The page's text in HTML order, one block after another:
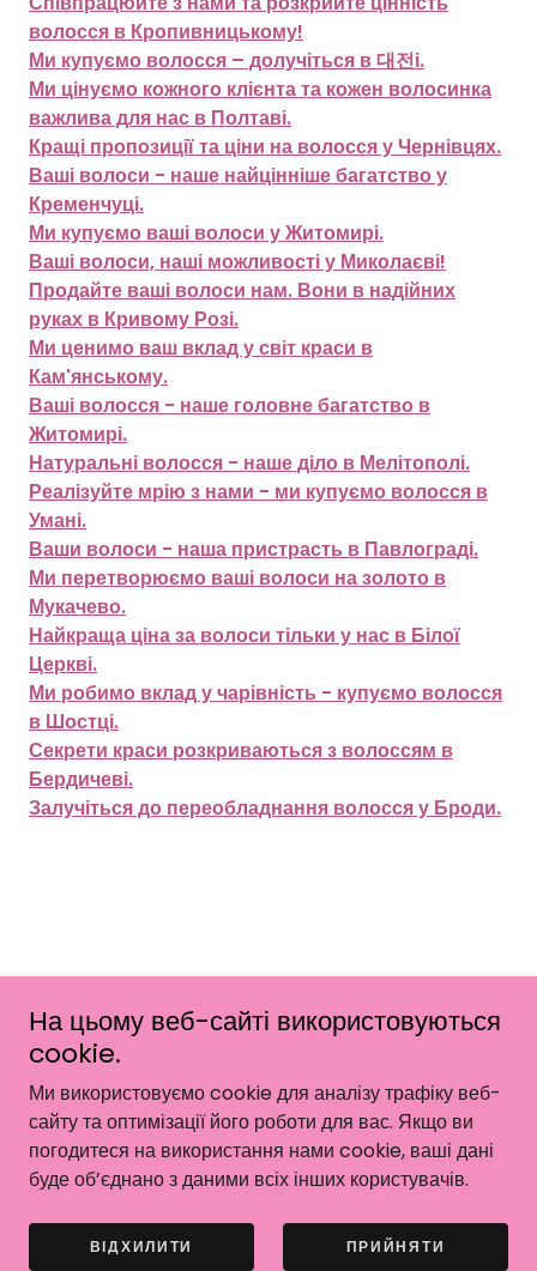
волосся в Кропивницькому!
Ми купуємо волосся – долучіться в 대전і.
Ми цінуємо кожного клієнта та кожен волосинка
важлива для нас в Полтаві.
Кращі пропозиції та ціни на волосся у Чернівцях.
Ваші волоси - наше найцінніше багатство у
Кременчуці.
Ми купуємо ваші волоси у Житомирі.
Ваші волоси, наші можливості у Миколаєві!
Продайте ваші волоси нам. Вони в надійних
руках в Кривому Розі.
Ми ценимо ваш вклад у світ краси в
Кам'янському.
Ваші волосся - наше головне багатство в
Житомирі.
Натуральні волосся - наше діло в Мелітополі.
Реалізуйте мрію з нами - ми купуємо волосся в
Умані.
Ваши волоси - наша пристрасть в Павлограді.
Ми перетворюємо ваші волоси на золото в
Мукачево.
Найкраща ціна за волоси тільки у нас в Білої
Церкві.
Ми робимо вклад у чарівність - купуємо волосся
в Шостці.
Секрети краси розкриваються з волоссям в
Бердичеві.
Залучіться до переобладнання волосся у Броди.
© 1999 HAIRUA - Усі права захищено.
На платформі
МІСТА
HAIRUA
На цьому веб-сайті використовуються
cookie.
Ми використовуємо cookie для аналізу трафіку веб-
сайту та оптимізації його роботи для вас. Якщо ви
погодитеся на використання нами cookie, ваші дані
буде об’єднано з даними всіх інших користувачів.
ВІДХИЛИТИ ПРИЙНЯТИ